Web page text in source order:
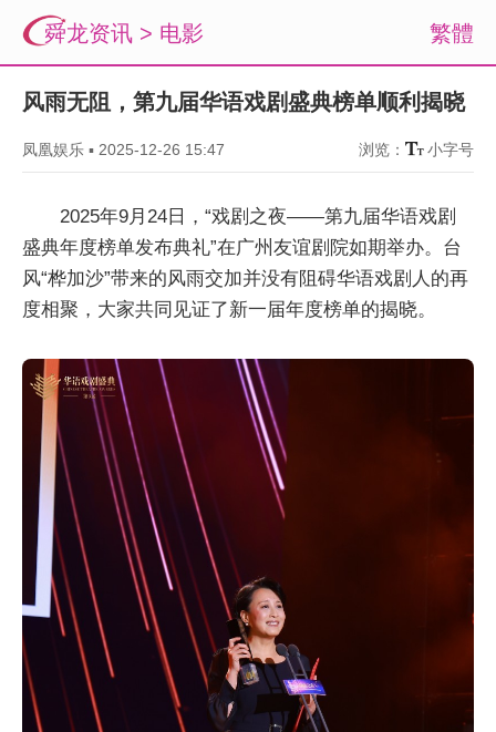
繁體
舜龙资讯 > 电影
风雨无阻，第九届华语戏剧盛典榜单顺利揭晓
凤凰娱乐 ▪ 2025-12-26 15:47 浏览： 小字号
2025年9月24日，“戏剧之夜——第九届华语戏剧
盛典年度榜单发布典礼”在广州友谊剧院如期举办。台
风“桦加沙”带来的风雨交加并没有阻碍华语戏剧人的再
度相聚，大家共同见证了新一届年度榜单的揭晓。